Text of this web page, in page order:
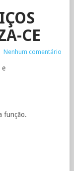
CE
Nenhum comentário
e
função.